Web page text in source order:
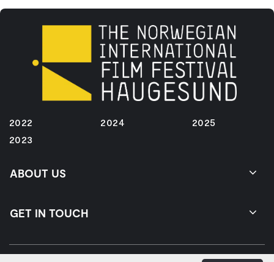
2022
2023
2024 2025
ABOUT US
GET IN TOUCH